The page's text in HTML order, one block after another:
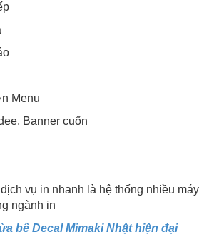
Menu
Banner cuốn
vụ in nhanh là hệ thống nhiều máy
ngành in
bế Decal Mimaki Nhật hiện đại